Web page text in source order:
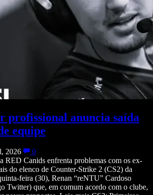
profissional anuncia saída
equipe
2026
0
RED Canids enfrenta problemas com os ex-
do elenco de Counter-Strike 2 (CS2) da
feira (30), Renan “reNTU” Cardoso
Twitter) que, em comum acordo com o clube,